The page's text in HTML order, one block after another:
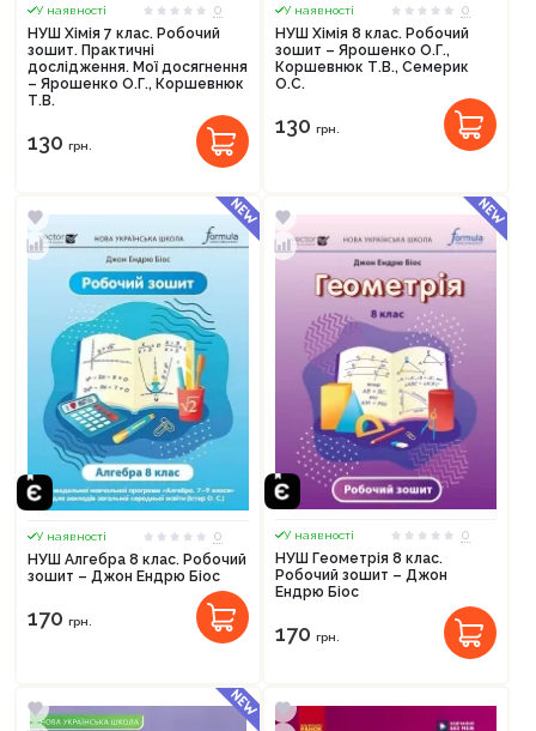
У наявності
0
НУШ Хімія 7 клас. Робочий
зошит. Практичні
дослідження. Мої досягнення
– Ярошенко О.Г., Коршевнюк
Т.В.
130 грн.
У наявності
0
НУШ Хімія 8 клас. Робочий
зошит – Ярошенко О.Г.,
Коршевнюк Т.В., Семерик
О.С.
130 грн.
У наявності
0
НУШ Алгебра 8 клас. Робочий
зошит – Джон Ендрю Біос
170 грн.
У наявності
0
НУШ Геометрія 8 клас.
Робочий зошит – Джон
Ендрю Біос
170 грн.